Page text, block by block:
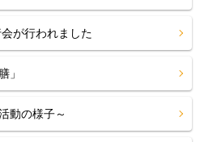
が行われました
」
動の様子～